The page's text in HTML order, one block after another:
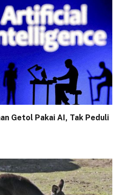
Getol Pakai AI, Tak Peduli